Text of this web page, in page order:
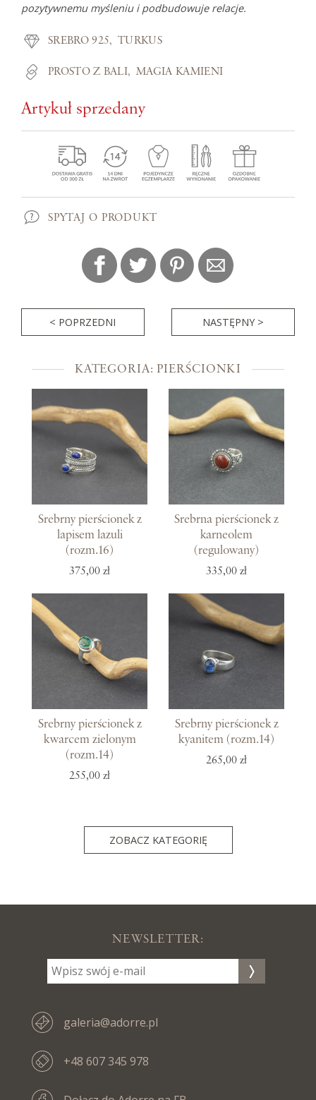
pozytywnemu myśleniu i podbudowuje relacje.
SREBRO 925 TURKUS
PROSTO Z BALI MAGIA KAMIENI
Artykuł sprzedany
SPYTAJ O PRODUKT
< POPRZEDNI NASTĘPNY >
KATEGORIA: PIERŚCIONKI
Srebrny pierścionek z
lapisem lazuli
(rozm.16)
375,00 zł
Srebrna pierścionek z
karneolem
(regulowany)
335,00 zł
Srebrny pierścionek z
kwarcem zielonym
(rozm.14)
255,00 zł
Srebrny pierścionek z
kyanitem (rozm.14)
265,00 zł
ZOBACZ KATEGORIĘ
NEWSLETTER:
galeria@adorre.pl
+48 607 345 978